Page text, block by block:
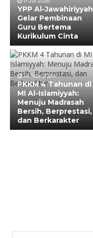
YPP Al-Jawahiriyyah
Gelar Pembinaan
Guru Bertema
Kurikulum Cinta
14 Nov 2024
PKKM 4 Tahunan di
MI Al-Islamiyyah:
Menuju Madrasah
Bersih, Berprestasi,
dan Berkarakter